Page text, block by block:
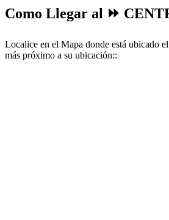
Como Llegar al ⏩
Localice en el Mapa donde está ubicado
más próximo a su ubicación::